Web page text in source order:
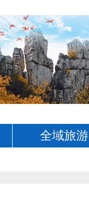
全域旅游